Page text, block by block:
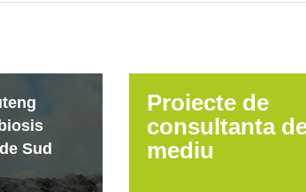
Sud
Proiecte de
consultanta
mediu